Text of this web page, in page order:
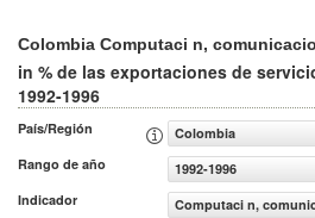
Colombia Computaci n,
in % de las exportaciones de
1992-1996
País/Región
Colombia
Rango de año
1992-1996
Indicador
Computaci n,